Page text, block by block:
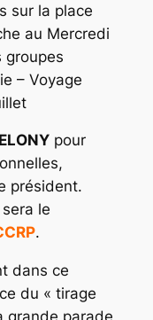
sur la place
au Mercredi
groupes
– Voyage
pour
président.
le
.
dans ce
du « tirage